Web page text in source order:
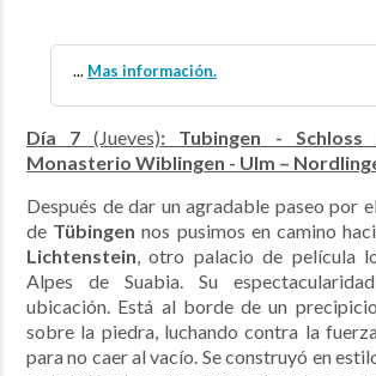
... Mas información.
Día 7(Jueves): Tubingen - Schloss
Monasterio Wiblingen - Ulm –
Después de dar un agradable paseo por
de Tübingen nos pusimos en camino
Lichtenstein , otro palacio de película
Alpes de Suabia. Su
ubicación. Está al borde de un
sobre la piedra, luchando contra la
para no caer al vacío. Se construyó en